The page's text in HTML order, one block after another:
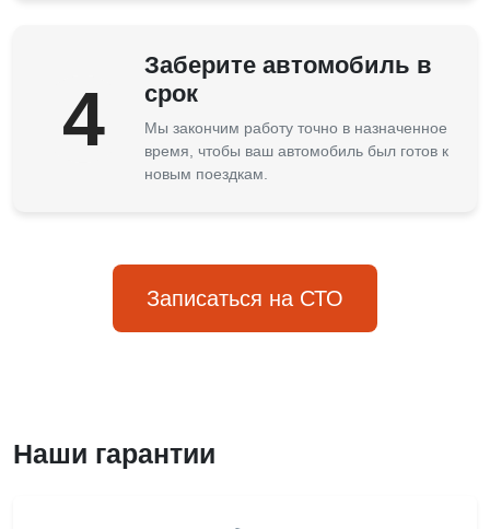
4
Заберите автомобиль в
срок
Мы закончим работу точно в назначенное
время, чтобы ваш автомобиль был готов к
новым поездкам.
Записаться на СТО
Наши гарантии